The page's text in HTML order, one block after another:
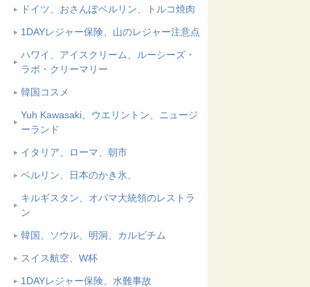
ドイツ、おさんぽベルリン、トルコ焼肉
1DAYレジャー保険、山のレジャー注意点
ハワイ、アイスクリーム、ルーシーズ・
ラボ・クリーマリー
韓国コスメ
Yuh Kawasaki、ウエリントン、ニュージ
ーランド
イタリア、ローマ、朝市
ベルリン、日本のかき氷、
キルギスタン、オバマ大統領のレストラ
ン
韓国、ソウル、明洞、カルビチム
スイス航空、W杯
1DAYレジャー保険、水難事故